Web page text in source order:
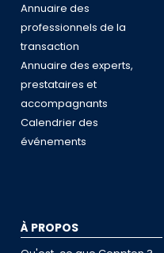
Annuaire des
professionnels de la
transaction
Annuaire des experts,
prestataires et
accompagnants
Calendrier des
événements
À PROPOS